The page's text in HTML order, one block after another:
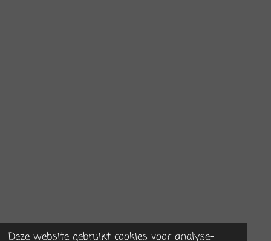
Deze website gebruikt cookies voor analyse-